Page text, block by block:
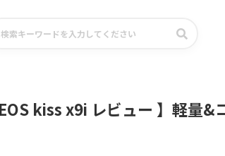
kiss x9i レビュー 】軽量&